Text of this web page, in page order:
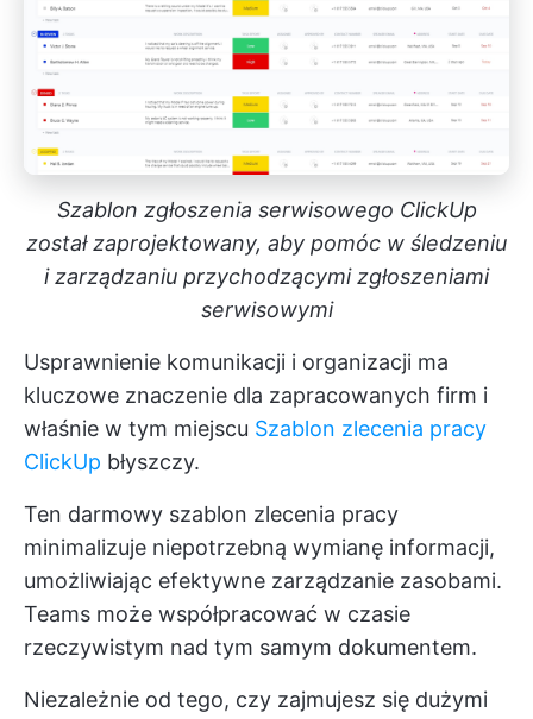
Szablon zgłoszenia serwisowego ClickUp
został zaprojektowany, aby pomóc w śledzeniu
i zarządzaniu przychodzącymi zgłoszeniami
serwisowymi
Usprawnienie komunikacji i organizacji ma
kluczowe znaczenie dla zapracowanych firm i
właśnie w tym miejscu Szablon zlecenia pracy
ClickUp błyszczy.
Ten darmowy szablon zlecenia pracy
minimalizuje niepotrzebną wymianę informacji,
umożliwiając efektywne zarządzanie zasobami.
Teams może współpracować w czasie
rzeczywistym nad tym samym dokumentem.
Niezależnie od tego, czy zajmujesz się dużymi